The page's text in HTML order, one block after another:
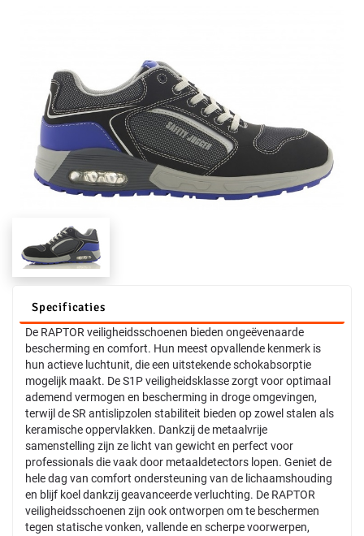
Specificaties
De RAPTOR veiligheidsschoenen bieden ongeëvenaarde
bescherming en comfort. Hun meest opvallende kenmerk is
hun actieve luchtunit, die een uitstekende schokabsorptie
mogelijk maakt. De S1P veiligheidsklasse zorgt voor optimaal
ademend vermogen en bescherming in droge omgevingen,
terwijl de SR antislipzolen stabiliteit bieden op zowel stalen als
keramische oppervlakken. Dankzij de metaalvrije
samenstelling zijn ze licht van gewicht en perfect voor
professionals die vaak door metaaldetectors lopen. Geniet de
hele dag van comfort ondersteuning van de lichaamshouding
en blijf koel dankzij geavanceerde verluchting. De RAPTOR
veiligheidsschoenen zijn ook ontworpen om te beschermen
tegen statische vonken, vallende en scherpe voorwerpen,